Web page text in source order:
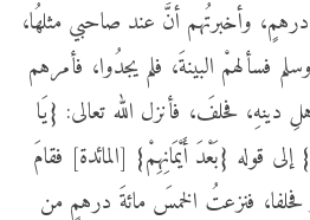
وأخبرتُهم أنَّ عند صاحبي مثلهُا،
فسألهمْ البينةَ، فلم يجدُوا، فأمرهم
دينهِ، فحلفَ، فأنزل الله تعالى: {يَا
إلى قوله {بَعْدَ أَيْمَانِهِمْ} [المائدة] فقامَ
فنزعتُ الخمسَ مائةَ درهمٍ من